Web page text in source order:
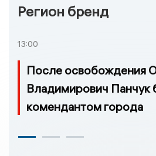
Регион бренд
13:00
После освобождения
Владимирович Панчук
комендантом города